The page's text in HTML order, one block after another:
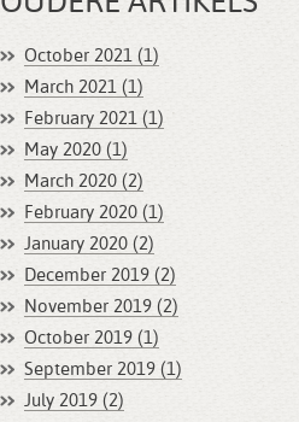
October 2021 (1)
March 2021 (1)
February 2021 (1)
May 2020 (1)
March 2020 (2)
February 2020 (1)
January 2020 (2)
December 2019 (2)
November 2019 (2)
October 2019 (1)
September 2019 (1)
July 2019 (2)